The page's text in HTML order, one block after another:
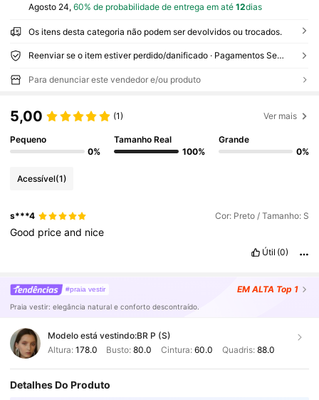
Agosto 24, 60% de probabilidade de entrega em até 12dias
Os itens desta categoria não podem ser devolvidos ou trocados.
Reenviar se o item estiver perdido/danificado · Pagamentos Seguros · Proteção de privacidade
Para denunciar este vendedor e/ou produto
5,00 (1) Ver mais
Pequeno
0%
Tamanho Real
100%
Grande
0%
Acessível(1)
s***4 Cor: Preto / Tamanho: S
Good priceand nice
Útil (0)
#praia vestir EM ALTA Top 1
Praia vestir: elegância natural e conforto descontraído.
Modelo está vestindo:BR P (S)
Altura: 178.0 Busto:80.0 Cintura: 60.0 Quadris: 88.0
Detalhes Do Produto